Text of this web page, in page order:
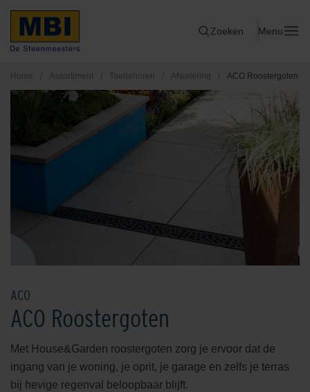
Zoeken Menu
Home / Assortiment / Toebehoren / Afwatering / ACO Roostergoten
ACO
ACO Roostergoten
Met House&Garden roostergoten zorg je ervoor dat de
ingang van je woning, je oprit, je garage en zelfs je terras
bij hevige regenval beloopbaar blijft.